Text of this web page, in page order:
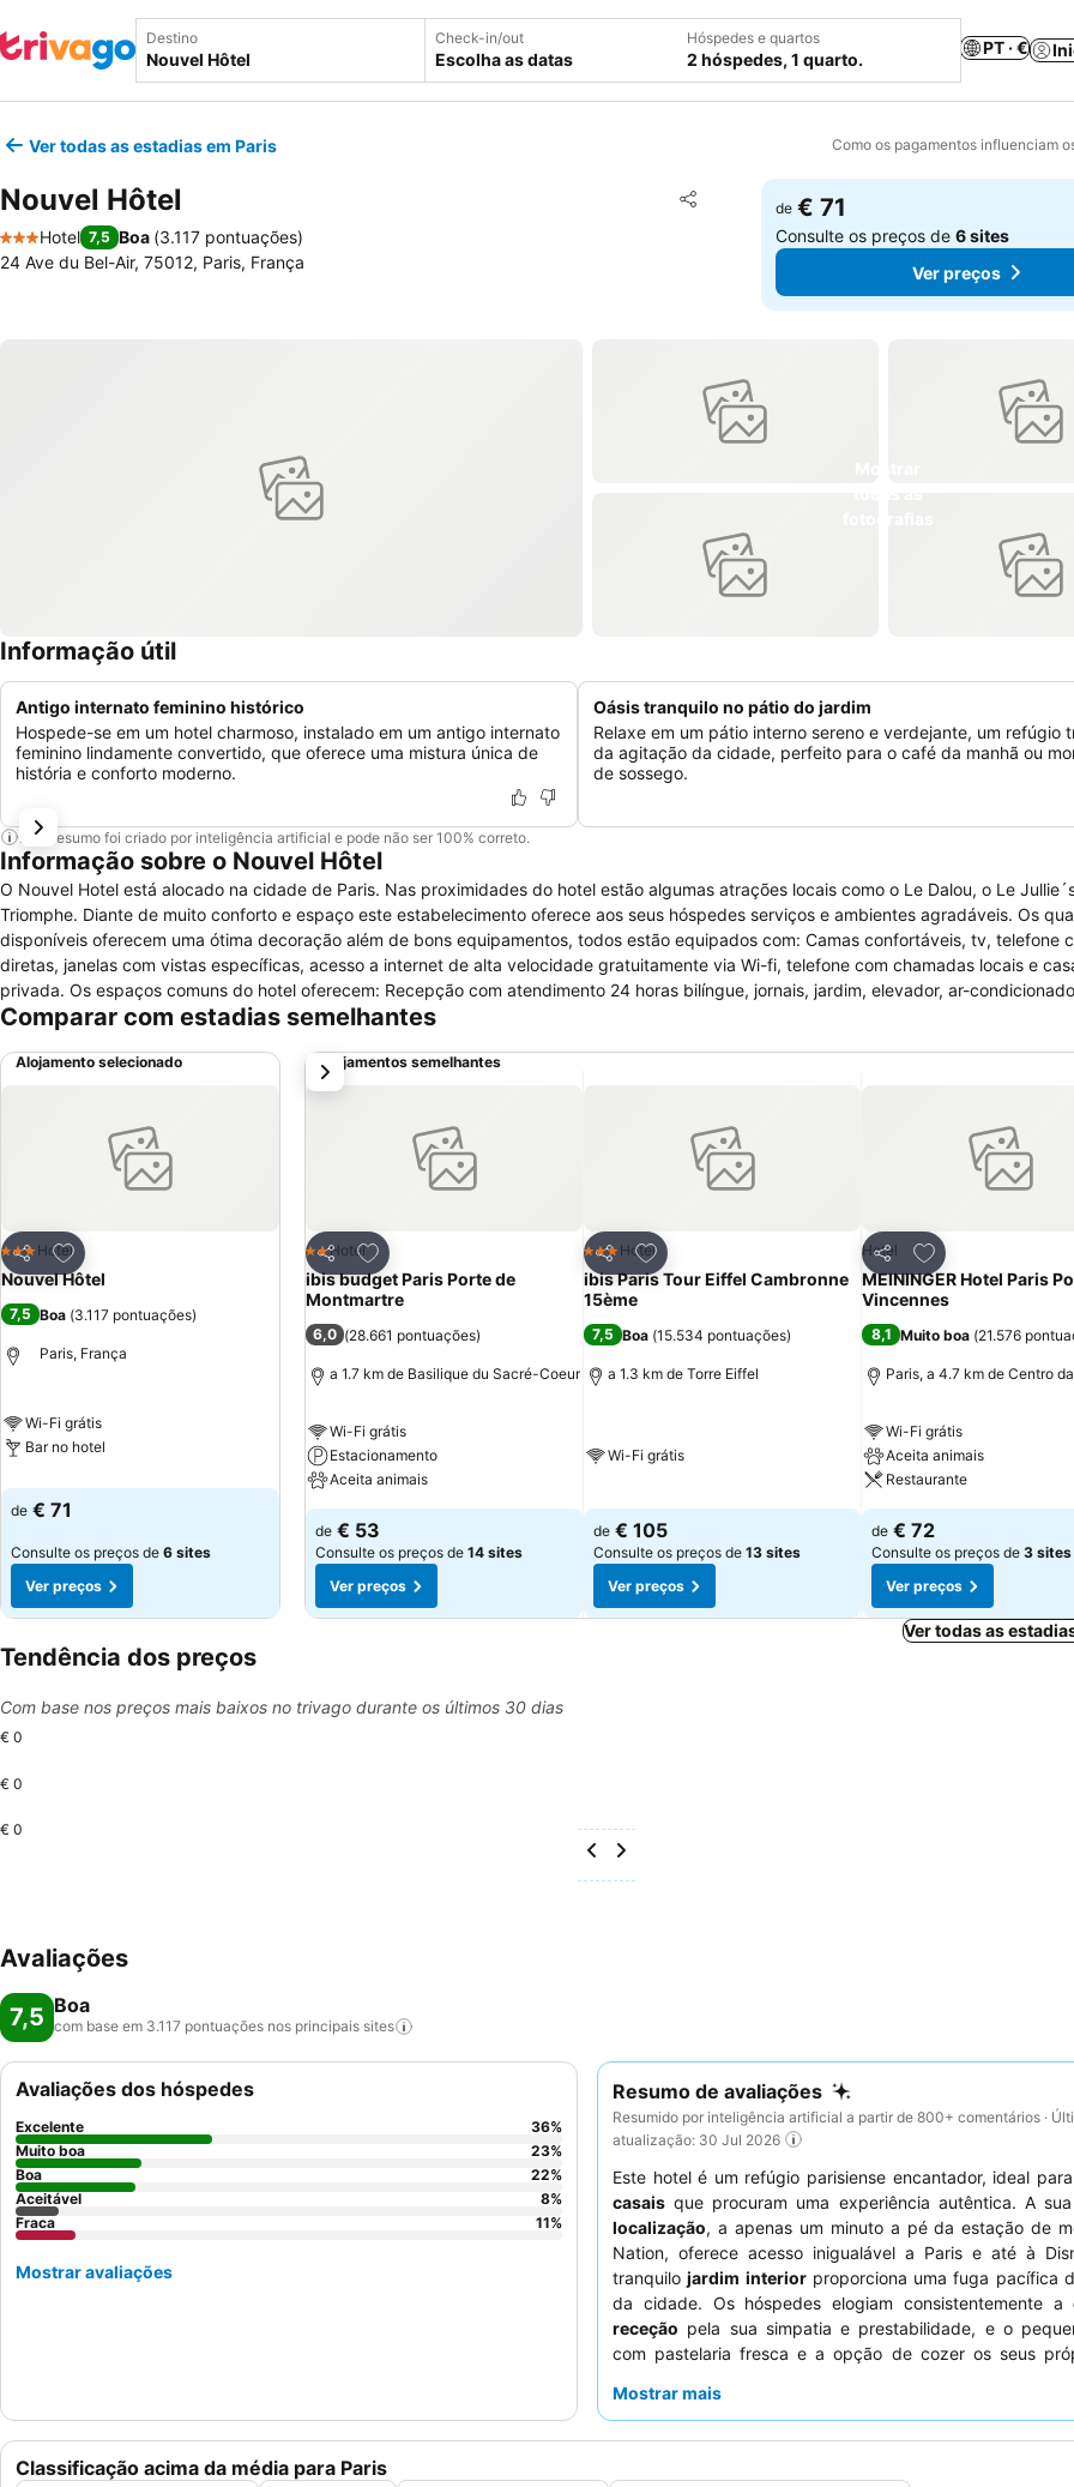
Destino Check-in/out
Escolha as datas
Hóspedes e quartos
2 hóspedes, 1 quarto.
PT · €
Ver todas as estadias em Paris Como os pagamentos influenciam
Nouvel Hôtel Partilhar
Adicionar aos favoritos
3 Estrelas
Hotel 7,5 Boa (3.117 pontuações)
24 Ave du Bel-Air, 75012, Paris, França
de € 71
Consulte os preços de6 sites
Ver preços
Informação útil
Antigo internato feminino histórico
Hospede-se em um hotel charmoso, instalado em um antigo internato
feminino lindamente convertido, que oferece uma mistura única de
história e conforto moderno.
Oásis tranquilo no pátio do jardim
Relaxe em um pátio interno sereno e verdejante, um refúgio
da agitação da cidade, perfeito para o café da manhã ou
de sossego.
Este resumo foi criado por inteligência artificial e pode não ser 100% correto.
Informação sobre o Nouvel Hôtel
O Nouvel Hotel está alocado na cidade de Paris. Nas proximidades do hotel estão algumas atrações locais como o Le Dalou, o Le
Triomphe. Diante de muito conforto e espaço este estabelecimento oferece aos seus hóspedes serviços e ambientes agradáveis. Os
disponíveis oferecem uma ótima decoração além de bons equipamentos, todos estão equipados com: Camas confortáveis, tv, telefone
diretas, janelas com vistas específicas, acesso a internet de alta velocidade gratuitamente via Wi-fi, telefone com chamadas locais e
privada. Os espaços comuns do hotel oferecem: Recepção com atendimento 24 horas bilíngue, jornais, jardim, elevador, ar-
aquecimento e acesso a internet de alta velocidade de forma gratuita e via Wi-fi. O hotel oferece posto de turismo além de serviços de
Comparar com estadias semelhantes
Alojamento selecionado
Partilhar
Adicionar aos favoritos
3 Estrelas
Hotel
Nouvel Hôtel
7,5 Boa (3.117 pontuações)
Paris, França
Wi-Fi grátis
Bar no hotel
de € 71
Consulte os preços de 6 sites
Ver preços
Alojamentos semelhantes
Partilhar
Adicionar aos favoritos
2 Estrelas
Hotel
ibis budget Paris Porte de
Montmartre
6,0 (28.661 pontuações)
a 1.7 km de Basilique du Sacré-Coeur
Wi-Fi grátis
Estacionamento
Aceita animais
de € 53
Consulte os preços de 14 sites
Ver preços
Partilhar
Adicionar aos favoritos
3 Estrelas
Hotel
ibis Paris Tour Eiffel Cambronne
15ème
7,5 Boa (15.534 pontuações)
a 1.3 km de Torre Eiffel
Wi-Fi grátis
de € 105
Consulte os preços de 13 sites
Ver preços
Partilhar
Adicionar aos
Hotel
MEININGER Hotel Paris
Vincennes
8,1 Muito boa (21.576
Paris, a 4.7 km de Centro
Wi-Fi grátis
Aceita animais
Restaurante
de € 72
Consulte os preços de 3 sites
Ver preços
próximo
Ver todas as
Tendência dos preços
Com base nos preços mais baixos no trivago durante os últimos 30 dias
€ 0
€ 0
€ 0
Avaliações
7,5 Boa
com base em 3.117 pontuações nos principais sites
Resumo de avaliações
Resumido por inteligência artificial a partir de 800+ comentários ·
atualização: 30 Jul 2026
Este hotel é um refúgio parisiense encantador, ideal
casais que procuram uma experiência autêntica. A sua
localização, a apenas um minuto a pé da estação de
Nation, oferece acesso inigualável a Paris e até à
tranquilojardim interiorproporciona uma fuga pacífica
da cidade. Os hóspedes elogiam consistentemente a
receção pela sua simpatia e prestabilidade, e o
com pastelaria fresca e a opção de cozer os seus
parisiense, peça um quarto com vista para o tranquilo
Mostrar mais
Classificação acima da média para Paris
Avaliações dos hóspedes
Excelente 36%
Muito boa
23%
Boa
22%
Aceitável
8%
Fraca
11%
Mostrar avaliações